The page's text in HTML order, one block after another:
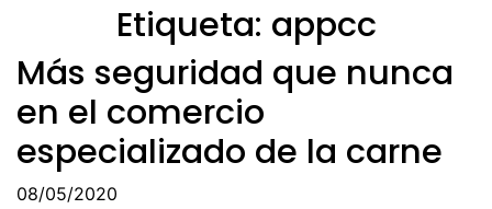
Etiqueta: appcc
Más seguridad que nunca
en el comercio
especializado de la carne
08/05/2020